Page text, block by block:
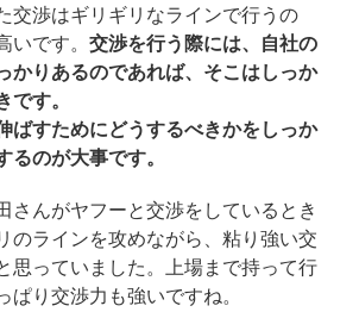
交渉はギリギリなラインで行うの
です。 交渉を行う際には、自社の
かりあるのであれば、そこはしっか
です。
ばすためにどうするべきかをしっか
るのが大事です。
さんがヤフーと交渉をしているとき
のラインを攻めながら、粘り強い交
思っていました。上場まで持って行
ぱり交渉力も強いですね。